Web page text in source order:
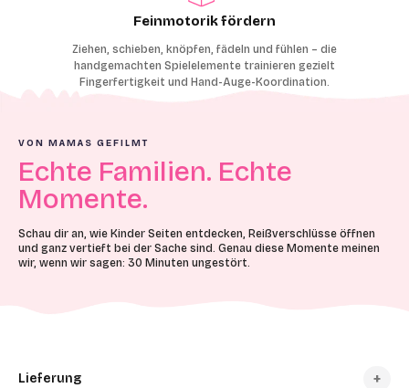
Feinmotorik fördern
Ziehen, schieben, knöpfen, fädeln und fühlen – die
handgemachten Spielelemente trainieren gezielt
Fingerfertigkeit und Hand-Auge-Koordination.
VON MAMAS GEFILMT
Echte Familien. Echte
Momente.
Schau dir an, wie Kinder Seiten entdecken, Reißverschlüsse öffnen
und ganz vertieft bei der Sache sind. Genau diese Momente meinen
wir, wenn wir sagen: 30 Minuten ungestört.
Lieferung